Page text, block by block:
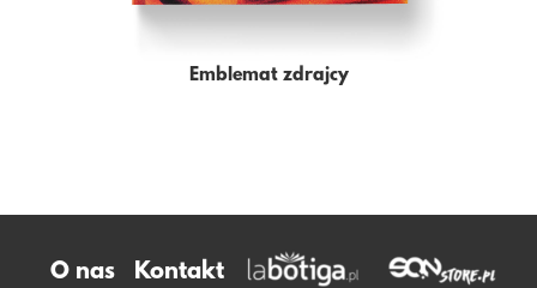
Emblemat zdrajcy
O nas Kontakt